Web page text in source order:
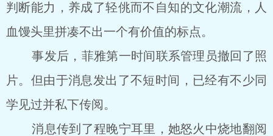
判断能力，养成了轻佻而不自知的文化潮流，人
血馒头里拼凑不出一个有价值的标点。
事发后，菲雅第一时间联系管理员撤回了照
片。但由于消息发出了不短时间，已经有不少同
学见过并私下传阅。
消息传到了程晚宁耳里，她怒火中烧地翻阅